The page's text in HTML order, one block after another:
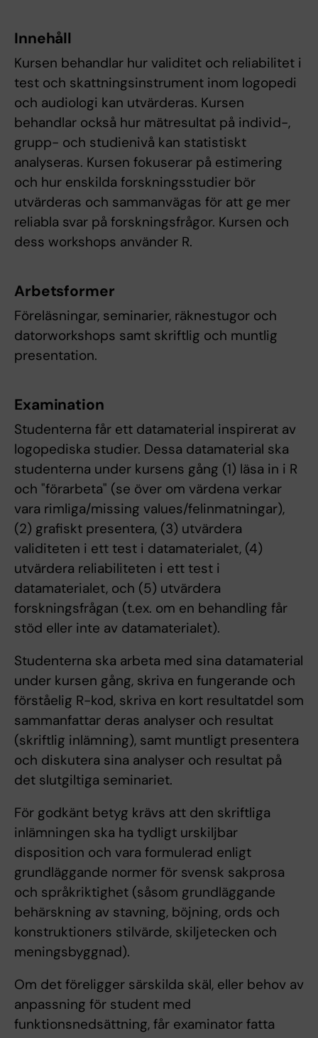
Innehåll
Kursen behandlar hur validitet och reliabilitet i
test och skattningsinstrument inom logopedi
och audiologi kan utvärderas. Kursen
behandlar också hur mätresultat på individ-,
grupp- och studienivå kan statistiskt
analyseras. Kursen fokuserar på estimering
och hur enskilda forskningsstudier bör
utvärderas och sammanvägas för att ge mer
reliabla svar på forskningsfrågor. Kursen och
dess workshops använder R.
Arbetsformer
Föreläsningar, seminarier, räknestugor och
datorworkshops samt skriftlig och muntlig
presentation.
Examination
Studenterna får ett datamaterial inspirerat av
logopediska studier. Dessa datamaterial ska
studenterna under kursens gång (1) läsa in i R
och "förarbeta" (se över om värdena verkar
vara rimliga/missing values/felinmatningar),
(2) grafiskt presentera, (3) utvärdera
validiteten i ett test i datamaterialet, (4)
utvärdera reliabiliteten i ett test i
datamaterialet, och (5) utvärdera
forskningsfrågan (t.ex. om en behandling får
stöd eller inte av datamaterialet).
Studenterna ska arbeta med sina datamaterial
under kursen gång, skriva en fungerande och
förståelig R-kod, skriva en kort resultatdel som
sammanfattar deras analyser och resultat
(skriftlig inlämning), samt muntligt presentera
och diskutera sina analyser och resultat på
det slutgiltiga seminariet.
För godkänt betyg krävs att den skriftliga
inlämningen ska ha tydligt urskiljbar
disposition och vara formulerad enligt
grundläggande normer för svensk sakprosa
och språkriktighet (såsom grundläggande
behärskning av stavning, böjning, ords och
konstruktioners stilvärde, skiljetecken och
meningsbyggnad).
Om det föreligger särskilda skäl, eller behov av
anpassning för student med
funktionsnedsättning, får examinator fatta